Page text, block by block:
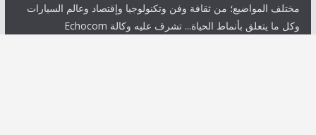
مختلف المواضيع؛ من ثقافة وفن وتكنولوجيا وإقتصاد وعالم السيارات
وكل ما يتعلق بأنماط الحياة... تشرف عليه وكالة Echocom